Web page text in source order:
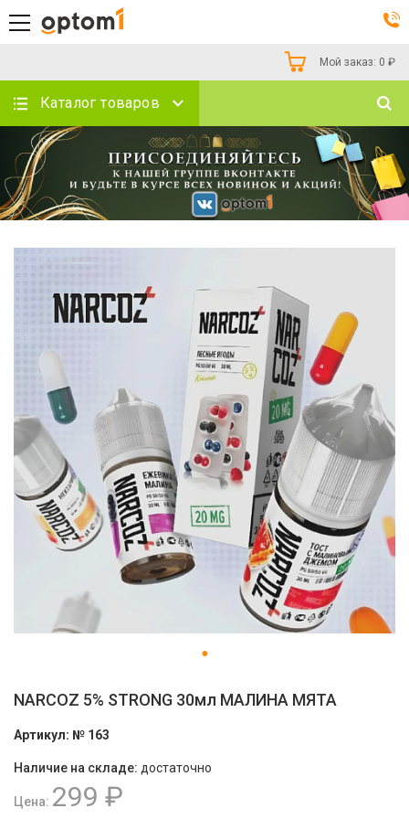
Мой заказ: 0 ₽
Каталог товаров
NARCOZ 5% STRONG 30мл МАЛИНА МЯТА
Артикул: № 163
Наличие на складе: достаточно
Цена: 299 ₽